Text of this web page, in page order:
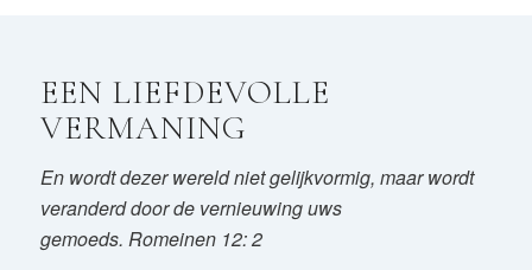
EEN LIEFDEVOLLE
VERMANING
En wordt dezer wereld niet gelijkvormig, maar wordt
veranderd door de vernieuwing uws
gemoeds. Romeinen 12: 2